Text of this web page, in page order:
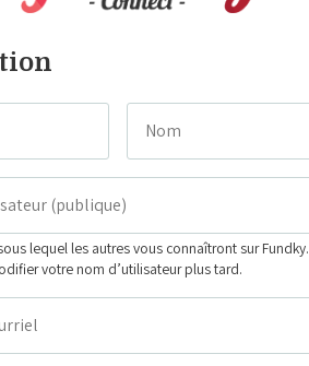
lequel les autres vous connaîtront sur Fundky.
votre nom d’utilisateur plus tard.